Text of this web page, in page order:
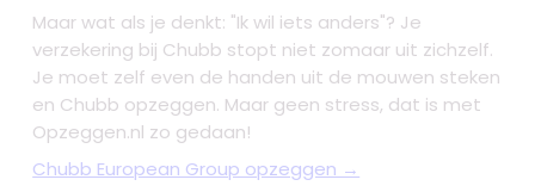
Maar wat als je denkt: "Ik wil iets anders"? Je
verzekering bij Chubb stopt niet zomaar uit zichzelf.
Je moet zelf even de handen uit de mouwen steken
en Chubb opzeggen. Maar geen stress, dat is met
Opzeggen.nl zo gedaan!
Chubb European Group opzeggen →